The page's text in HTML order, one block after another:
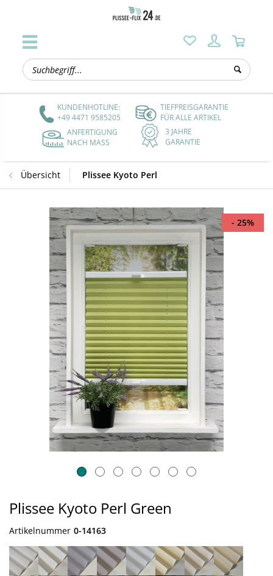
KUNDENHOTLINE:
+49 4471 9585205
TIEFPREISGARANTIE
FÜR ALLE ARTIKEL
ANFERTIGUNG
NACH MASS
3 JAHRE
GARANTIE
Übersicht Plissee Kyoto Perl
- 25%
Plissee Kyoto Perl Green
Artikelnummer 0-14163